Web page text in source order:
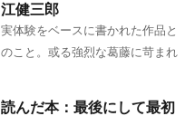
江健三郎
実体験をベースに書かれた作品と
のこと。或る強烈な葛藤に苛まれ
読んだ本：最後にして最初